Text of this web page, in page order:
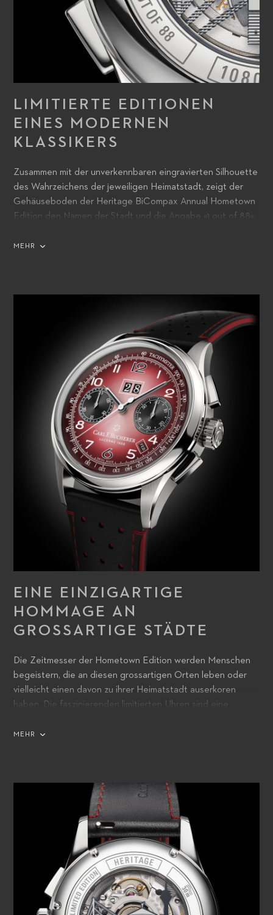
LIMITIERTE EDITIONEN
EINES MODERNEN
KLASSIKERS
Zusammen mit der unverkennbaren eingravierten Silhouette
des Wahrzeichens der jeweiligen Heimatstadt, zeigt der
Gehäuseboden der Heritage BiCompax Annual Hometown
Edition den Namen der Stadt und die Angabe «1 out of 88».
MEHR
EINE EINZIGARTIGE
HOMMAGE AN
GROSSARTIGE STÄDTE
Die Zeitmesser der Hometown Edition werden Menschen
begeistern, die an diesen grossartigen Orten leben oder
vielleicht einen davon zu ihrer Heimatstadt auserkoren
haben. Die faszinierenden limitierten Uhren sind eine
Welt. Ihre Besitzer werden die Gelegenheit zu schätzen
MEHR